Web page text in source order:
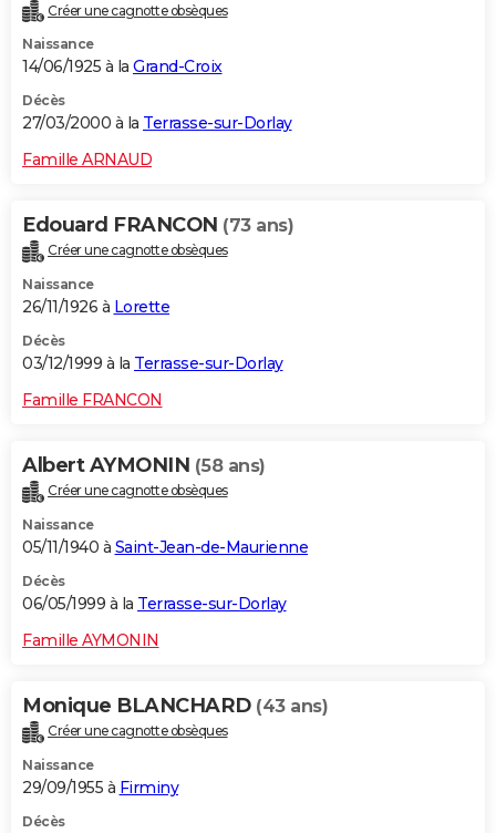
Créer une cagnotte obsèques
Naissance
14/06/1925 à la Grand-Croix
Décès
27/03/2000 à la Terrasse-sur-Dorlay
Famille ARNAUD
Edouard FRANCON (73 ans)
Créer une cagnotte obsèques
Naissance
26/11/1926 à Lorette
Décès
03/12/1999 à la Terrasse-sur-Dorlay
Famille FRANCON
Albert AYMONIN (58 ans)
Créer une cagnotte obsèques
Naissance
05/11/1940 à Saint-Jean-de-Maurienne
Décès
06/05/1999 à la Terrasse-sur-Dorlay
Famille AYMONIN
Monique BLANCHARD (43 ans)
Créer une cagnotte obsèques
Naissance
29/09/1955 à Firminy
Décès